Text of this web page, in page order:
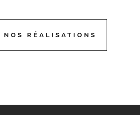
NOS RÉALISATIONS